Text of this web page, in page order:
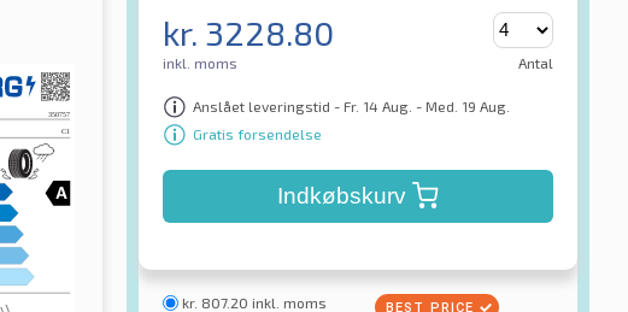
kr. 3228.80
inkl. moms Antal
Anslået leveringstid - Fr. 14 Aug. - Med. 19 Aug.
Gratis forsendelse
Indkøbskurv
kr. 807.20 inkl. moms